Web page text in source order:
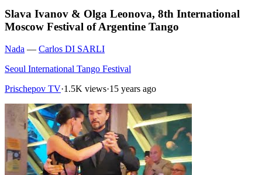
Slava Ivanov & Olga Leonova, 8th International
Moscow Festival of Argentine Tango
Nada — Carlos DI SARLI
Seoul International Tango Festival
Prischepov TV·1.5K views·15 years ago